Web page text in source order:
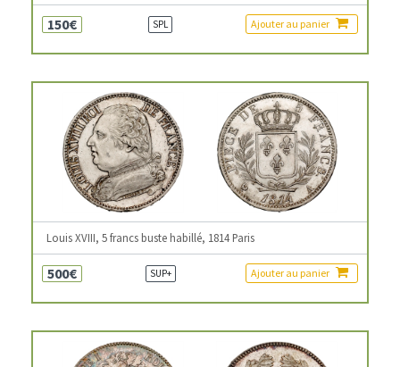
150€ SPL Ajouter au panier
Louis XVIII, 5 francs buste habillé, 1814 Paris
500€ SUP+ Ajouter au panier